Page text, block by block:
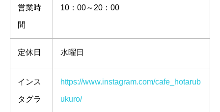
営業時
間
10：00～20：00
定休日 水曜日
インス
タグラ
https://www.instagram.com/cafe_hotarub
ukuro/